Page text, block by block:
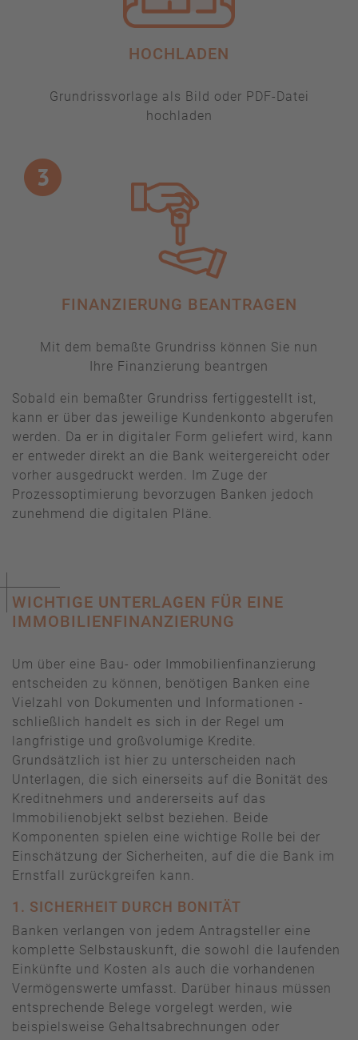
HOCHLADEN
Grundrissvorlage als Bild oder PDF-Datei
hochladen
FINANZIERUNG BEANTRAGEN
Mit dem bemaßte Grundriss können Sie nun
Ihre Finanzierung beantrgen
Sobald ein bemaßter Grundriss fertiggestellt ist,
kann er über das jeweilige Kundenkonto abgerufen
werden. Da er in digitaler Form geliefert wird, kann
er entweder direkt an die Bank weitergereicht oder
vorher ausgedruckt werden. Im Zuge der
Prozessoptimierung bevorzugen Banken jedoch
zunehmend die digitalen Pläne.
WICHTIGE UNTERLAGEN FÜR EINE
IMMOBILIENFINANZIERUNG
Um über eine Bau- oder Immobilienfinanzierung
entscheiden zu können, benötigen Banken eine
Vielzahl von Dokumenten und Informationen -
schließlich handelt es sich in der Regel um
langfristige und großvolumige Kredite.
Grundsätzlich ist hier zu unterscheiden nach
Unterlagen, die sich einerseits auf die Bonität des
Kreditnehmers und andererseits auf das
Immobilienobjekt selbst beziehen. Beide
Komponenten spielen eine wichtige Rolle bei der
Einschätzung der Sicherheiten, auf die die Bank im
Ernstfall zurückgreifen kann.
1. SICHERHEIT DURCH BONITÄT
Banken verlangen von jedem Antragsteller eine
komplette Selbstauskunft, die sowohl die laufenden
Einkünfte und Kosten als auch die vorhandenen
Vermögenswerte umfasst. Darüber hinaus müssen
entsprechende Belege vorgelegt werden, wie
beispielsweise Gehaltsabrechnungen oder